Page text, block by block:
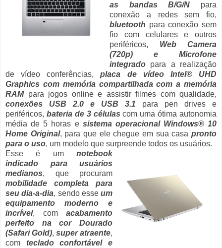
as bandas B/G/N para
conexão a redes sem fio,
bluetooth para conexão sem
fio com celulares e outros
periféricos, Web Camera
(720p) e Microfone
integrado para a realização
de vídeo conferências,placa de vídeo Intel® UHD
Graphics com memória compartilhada com a memória
RAMpara jogos online e assistir filmes com qualidade,
conexões USB 2.0 e USB 3.1 para pen drives e
periféricos, bateria de 3 células com uma ótima autonomia
média de 5 horas e sistema operacional Windows® 10
Home Original, para que ele chegue em sua casapronto
para o uso, um modelo que surpreende todos os usuários.
Esse é um notebook
indicado para usuários
medianos, que procuram
mobilidade completa para
seu dia-a-dia, sendo esse um
equipamento moderno e
incrível, com acabamento
perfeito na cor Dourado
(Safari Gold), super atraente,
com teclado confortável e